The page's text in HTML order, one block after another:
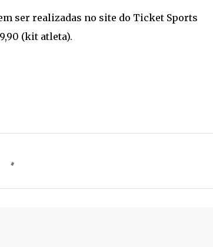
ser realizadas no site do Ticket Sports
(kit atleta).